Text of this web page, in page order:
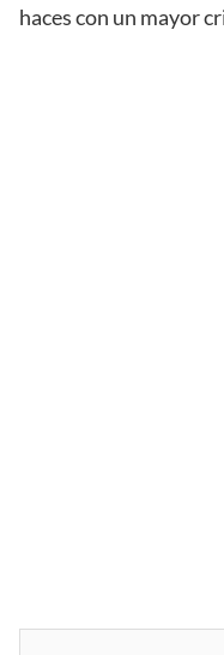
haces con un mayor